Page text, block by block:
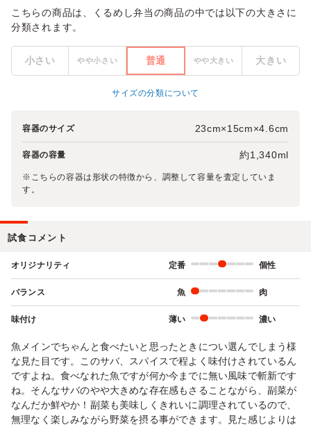
こちらの商品は、くるめし弁当の商品の中では以下の大きさに
分類されます。
小さい やや小さい 普通 やや大きい 大きい
サイズの分類について
容器のサイズ 23cm×15cm×4.6cm
容器の容量 約1,340ml
※こちらの容器は形状の特徴から、調整して容量を査定していま
す。
試食コメント
オリジナリティ 定番 個性
バランス 魚 肉
味付け 薄い 濃い
魚メインでちゃんと食べたいと思ったときについ選んでしまう様
な見た目です。このサバ、スパイスで程よく味付けされているん
ですよね。食べなれた魚ですが何か今までに無い風味で斬新です
ね。そんなサバのやや大きめな存在感もさることながら、副菜が
なんだか鮮やか！副菜も美味しくきれいに調理されているので、
無理なく楽しみながら野菜を摂る事ができます。見た感じよりは